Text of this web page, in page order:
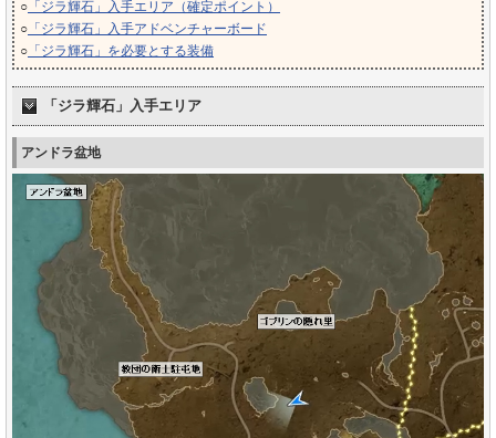
○ 「ジラ輝石」入手エリア（確定ポイント）
○ 「ジラ輝石」入手アドベンチャーボード
○ 「ジラ輝石」を必要とする装備
「ジラ輝石」入手エリア
アンドラ盆地